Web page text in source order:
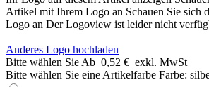
Artikel mit Ihrem Logo an Schauen Sie sich
Logo an Der Logoview ist leider nicht
Anderes Logo hochladen
Bitte wählen Sie Ab 0,52 € exkl. MwSt
Bitte wählen Sie eine Artikelfarbe Farbe: